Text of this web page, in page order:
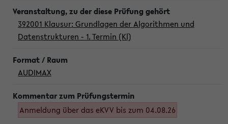
392001 Klausur: Grundlagen der Algorithmen und
Datenstrukturen - 1. Termin (Kl)
AUDIMAX
Anmeldung über das eKVV bis zum 04.08.26